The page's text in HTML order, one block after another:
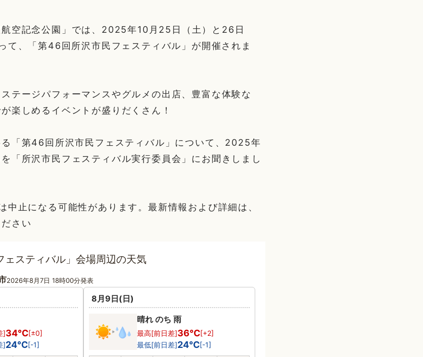
空記念公園」では、2025年10月25日（土）と26日
て、「第46回所沢市民フェスティバル」が開催されま
テージパフォーマンスやグルメの出店、豊富な体験な
楽しめるイベントが盛りだくさん！
「第46回所沢市民フェスティバル」について、2025年
「所沢市民フェスティバル実行委員会」にお聞きしまし
中止になる可能性があります。最新情報および詳細は、
さい
ェスティバル」会場周辺の天気
2026年8月7日 18時00分発表
]34℃[±0]
]24℃[-1]
8月9日(日)
晴れ のち 雨
最高[前日差]36℃[+2]
最低[前日差]24℃[-1]